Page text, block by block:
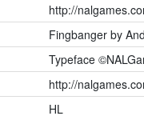
http://
Fingbanger by
Typeface
http://
HL